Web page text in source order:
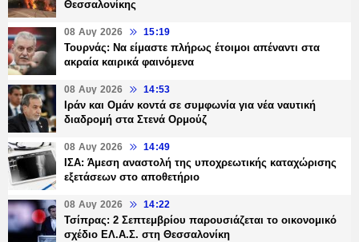
Θεσσαλονίκης
08 Αυγ 2026 15:19
Τουρνάς: Να είμαστε πλήρως έτοιμοι απέναντι στα
ακραία καιρικά φαινόμενα
08 Αυγ 2026 14:53
Ιράν και Ομάν κοντά σε συμφωνία για νέα ναυτική
διαδρομή στα Στενά Ορμούζ
08 Αυγ 2026 14:49
ΙΣΑ: Άμεση αναστολή της υποχρεωτικής καταχώρισης
εξετάσεων στο αποθετήριο
08 Αυγ 2026 14:22
Τσίπρας: 2 Σεπτεμβρίου παρουσιάζεται το οικονομικό
σχέδιο ΕΛ.Α.Σ. στη Θεσσαλονίκη